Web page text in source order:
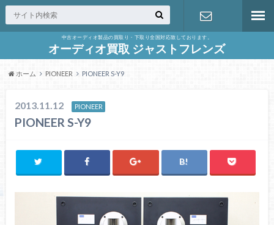
中古オーディオ製品の買取り・下取り全国対応致しております。
オーディオ買取 ジャストフレンズ
お問合せ
ホーム PIONEER PIONEER S-Y9
2013.11.12 PIONEER
PIONEER S-Y9